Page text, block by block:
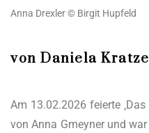
Anna Drex­ler © Bir­git Hupfeld
von Daniela
Am 13.02.2026 fei­er­te
von Anna Gmeyner und